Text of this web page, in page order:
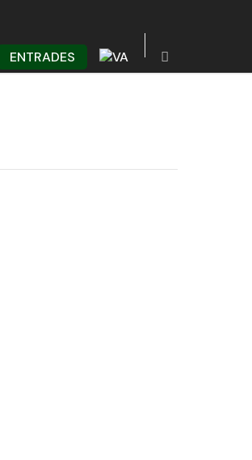
ENTRADES